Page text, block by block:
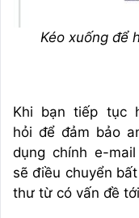
Kéo xuống để
Khi bạn tiếp tục
hỏi để đảm bảo
dụng chính e-
sẽ điều chuyển
thư từ có vấn đề